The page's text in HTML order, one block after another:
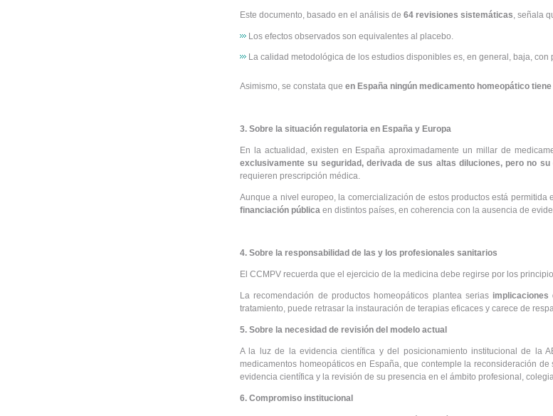
Este documento, basado en el análisis de 64 revisiones sistemáticas, señala
Los efectos observados son equivalentes al placebo.
La calidad metodológica de los estudios disponibles es, en general, baja,
Asimismo, se constata que en España ningún medicamento homeopático
3. Sobre la situación regulatoria en España y Europa
En la actualidad, existen en España aproximadamente un millar de
exclusivamente su seguridad, derivada de sus altas diluciones, pero no su
requieren prescripción médica.
Aunque a nivel europeo, la comercialización de estos productos está permitida
financiación pública en distintos países, en coherencia con la ausencia de
4. Sobre la responsabilidad de las y los profesionales sanitarios
El CCMPV recuerda que el ejercicio de la medicina debe regirse por los
La recomendación de productos homeopáticos plantea serias implicaciones
tratamiento, puede retrasar la instauración de terapias eficaces y carece de
5. Sobre la necesidad de revisión del modelo actual
A la luz de la evidencia científica y del posicionamiento institucional de la
medicamentos homeopáticos en España, que contemple la reconsideración
evidencia científica y la revisión de su presencia en el ámbito profesional,
6. Compromiso institucional